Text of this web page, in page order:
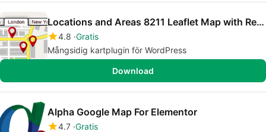
Locations and Areas 8211 Leaflet Map with Region Tabs
4.8 Gratis
Mångsidig kartplugin för WordPress
Download
Alpha Google Map For Elementor
4.7 Gratis